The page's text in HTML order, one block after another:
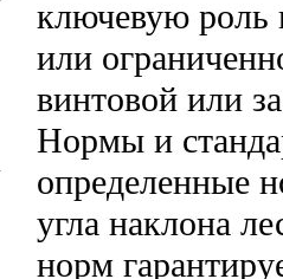
ключевую роль
или
винтовой или
Нормы и
определенные
угла наклона
норм